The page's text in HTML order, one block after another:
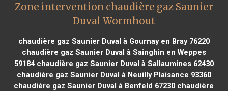
Zone intervention chaudière gaz Saunier
Duval Wormhout
chaudière gaz Saunier Duval à Gournay en Bray 76220
chaudière gaz Saunier Duval à Sainghin en Weppes
59184chaudière gaz Saunier Duval à Sallaumines 62430
chaudière gaz Saunier Duval à Neuilly Plaisance 93360
chaudière gaz Saunier Duval à Benfeld 67230 chaudière